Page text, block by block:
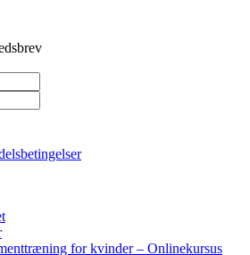
for kvinder – Onlinekursus